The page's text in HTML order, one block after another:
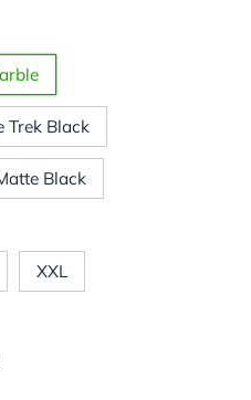
Trek Black
Black
XXL